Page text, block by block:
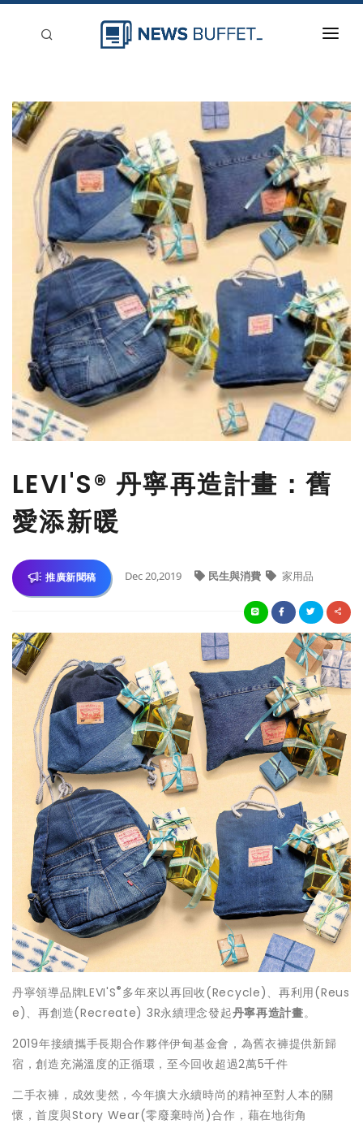
新聞稿分類
登入
刊登
LEVI'S® 丹寧再造計畫：舊
愛添新暖
推廣新聞稿 Dec 20,2019 民生與消費 家用品
丹寧領導品牌LEVI'S® 多年來以再回收(Recycle)、再利用(Reus
e)、再創造(Recreate) 3R永續理念發起丹寧再造計畫。
2019年接續攜手長期合作夥伴伊甸基金會， 為舊衣褲提供新歸
宿，創造充滿溫度的正循環，至今回收超過2萬5千件
二手衣褲，成效斐然，今年擴大永續時尚的精神至對人本的關
懷，首度與Story Wear(零廢棄時尚)合作，藉在地街角